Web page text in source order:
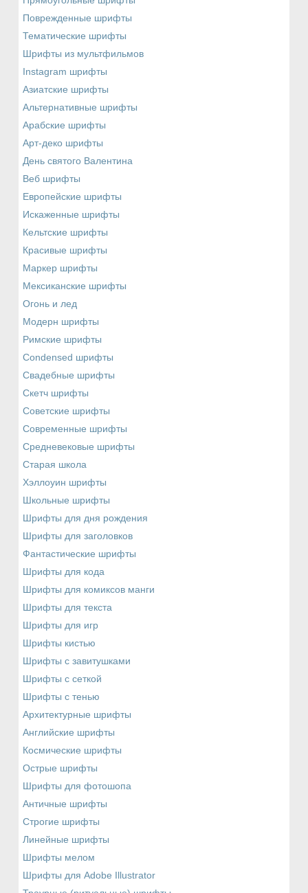
Поврежденные шрифты
Тематические шрифты
Шрифты из мультфильмов
Instagram шрифты
Азиатские шрифты
Альтернативные шрифты
Арабские шрифты
Арт-деко шрифты
День святого Валентина
Веб шрифты
Европейские шрифты
Искаженные шрифты
Кельтские шрифты
Красивые шрифты
Маркер шрифты
Мексиканские шрифты
Огонь и лед
Модерн шрифты
Римские шрифты
Сondensed шрифты
Свадебные шрифты
Скетч шрифты
Советские шрифты
Современные шрифты
Средневековые шрифты
Старая школа
Хэллоуин шрифты
Школьные шрифты
Шрифты для дня рождения
Шрифты для заголовков
Фантастические шрифты
Шрифты для кода
Шрифты для комиксов манги
Шрифты для текста
Шрифты для игр
Шрифты кистью
Шрифты с завитушками
Шрифты с сеткой
Шрифты с тенью
Архитектурные шрифты
Английские шрифты
Космические шрифты
Острые шрифты
Шрифты для фотошопа
Античные шрифты
Строгие шрифты
Линейные шрифты
Шрифты мелом
Шрифты для Adobe Illustrator